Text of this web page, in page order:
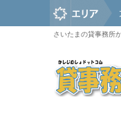
さいたまの貸事務所